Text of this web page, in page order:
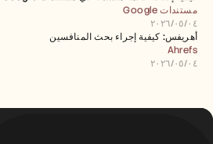
مستندات Google
٠٤‏/٠٥‏/٢٠٢٦
أهريفس: كيفية إجراء بحث المنافسين
Ahrefs
٠٤‏/٠٥‏/٢٠٢٦